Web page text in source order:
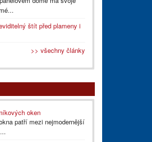
štít před plameny i
>> všechny články
oken
patří mezi nejmodernější